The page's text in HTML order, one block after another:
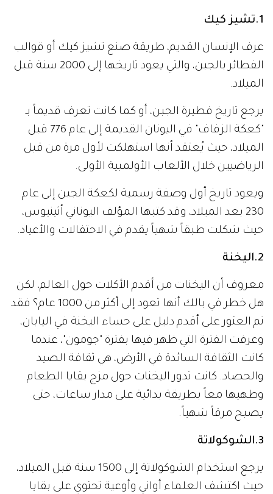
1.تشيز كيك
عرف الإنسان القديم، طريقة صنع تشيز كيك أو قوالب
الفطائر بالجبن، والتي يعود تاريخها إلى 2000 سنة قبل
الميلاد.
يرجع تاريخ فطيرة الجبن، أو كما كانت تعرف قديماً بـ
"كعكة الزفاف" في اليونان القديمة إلى عام 776 قبل
الميلاد، حيث يُعتقد أنها استهلكت لأول مرة من قبل
الرياضيين خلال الألعاب الأولمبية الأولى.
ويعود تاريخ أول وصفة رسمية لكعكة الجبن إلى عام
230 بعد الميلاد، وقد كتبها المؤلف اليوناني أثينيوس،
حيث شكلت طبقاً شهياً يقدم في الاحتفالات والأعياد.
2.اليخنة
معروف أن اليخنات من أقدم الأكلات حول العالم، لكن
هل خطر في بالك أنها تعود إلى أكثر من 1000 عام؟ فقد
تم العثور على أقدم دليل على حساء اليخنة في اليابان،
وعرفت الفترة التي ظهر فيها بفترة "جومون"، عندما
كانت الثقافة السائدة في الأرض، هي ثقافة الصيد
والحصاد. كانت تدور اليخنات حول مزج بقايا الطعام
وطهيها معاً بطريقة بدائية على مدار ساعات، حتى
يصبح مرقاً شهياً.
3.الشوكولاتة
يرجع استخدام الشوكولاتة إلى 1500 سنة قبل الميلاد،
حيث اكتشف العلماء أواني وأوعية تحتوي على بقايا